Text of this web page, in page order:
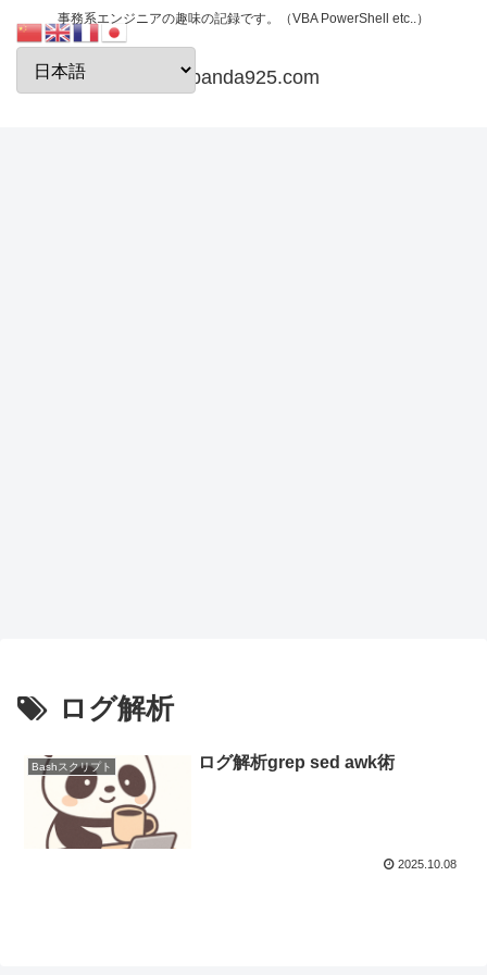
事務系エンジニアの趣味の記録です。（VBA PowerShell etc..）
papanda925.com
ログ解析
Bashスクリプト ログ解析grep sed awk術
2025.10.08